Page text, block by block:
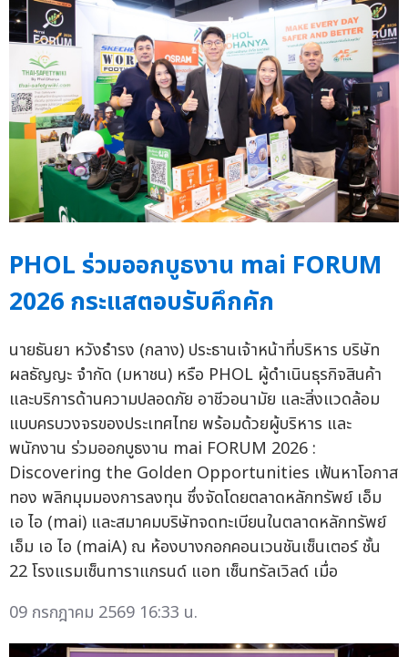
PHOL ร่วมออกบูธงาน mai FORUM
2026 กระแสตอบรับคึกคัก
นายธันยา หวังธำรง (กลาง) ประธานเจ้าหน้าที่บริหาร บริษัท
ผลธัญญะ จำกัด (มหาชน) หรือ PHOL ผู้ดำเนินธุรกิจสินค้า
และบริการด้านความปลอดภัย อาชีวอนามัย และสิ่งแวดล้อม
แบบครบวงจรของประเทศไทย พร้อมด้วยผู้บริหาร และ
พนักงาน ร่วมออกบูธงาน mai FORUM 2026 :
Discovering the Golden Opportunities เฟ้นหาโอกาส
ทอง พลิกมุมมองการลงทุน ซึ่งจัดโดยตลาดหลักทรัพย์ เอ็ม
เอ ไอ (mai) และสมาคมบริษัทจดทะเบียนในตลาดหลักทรัพย์
เอ็ม เอ ไอ (maiA) ณ ห้องบางกอกคอนเวนชันเซ็นเตอร์ ชั้น
22 โรงแรมเซ็นทาราแกรนด์ แอท เซ็นทรัลเวิลด์ เมื่อ
09 กรกฎาคม 2569 16:33 น.